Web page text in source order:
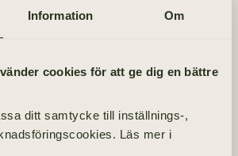
Information Om
cookies för att ge dig en bättre
ditt samtycke till inställnings-,
Läs mer i